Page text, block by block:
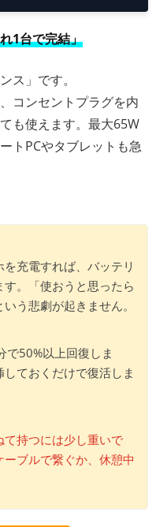
1台で完結」
ス」です。
コンセントプラグを内
も使えます。最大65W
トPCやタブレットも急
充電すれば、バッテリ
。「使おうと思ったら
う悲劇が起きません。
で50%以上回復しま
ておくだけで復活しま
持つには少し重いで
ブルで繋ぐか、休憩中